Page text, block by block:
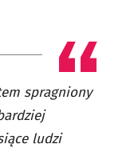
spragniony
ludzi